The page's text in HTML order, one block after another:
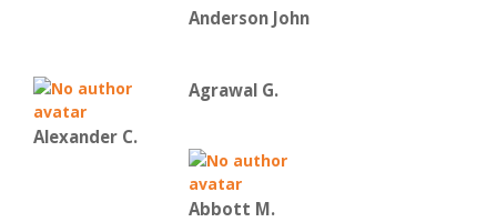
Anderson John
Alexander C.
Agrawal G.
Abbott M.